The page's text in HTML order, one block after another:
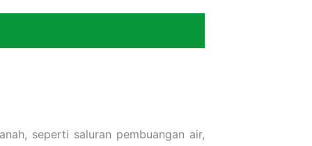
seperti saluran pembuangan air,